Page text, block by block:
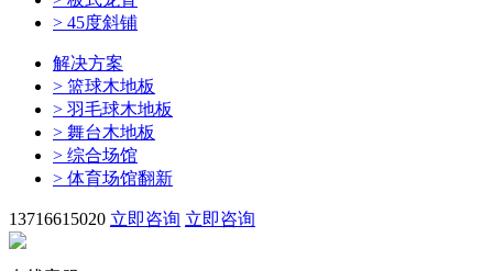
> 45度斜铺
解决方案
> 篮球木地板
> 羽毛球木地板
> 舞台木地板
> 综合场馆
> 体育场馆翻新
13716615020 立即咨询 立即咨询